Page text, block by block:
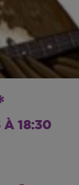
18:30